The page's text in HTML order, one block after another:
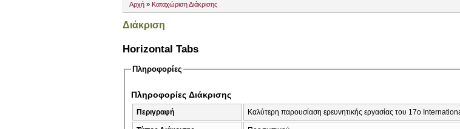
Αρχή » Καταχώριση Διάκρισης
Διάκριση
Horizontal Tabs
Πληροφορίες
Πληροφορίες Διάκρισης
Περιγραφή Καλύτερη παρουσίαση ερευνητικής εργασίας του 17ο